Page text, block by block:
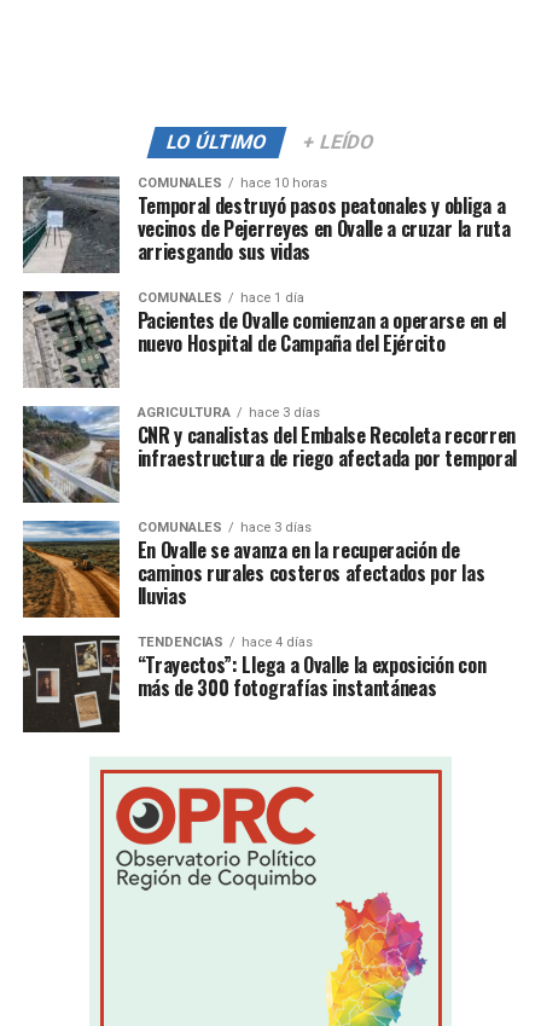
LO ÚLTIMO + LEÍDO
COMUNALES hace 10 horas
Temporal destruyó pasos peatonales y obliga a
vecinos de Pejerreyes en Ovalle a cruzar la ruta
arriesgando sus vidas
COMUNALES hace 1 día
Pacientes de Ovalle comienzan a operarse en el
nuevo Hospital de Campaña del Ejército
AGRICULTURA hace 3 días
CNR y canalistas del Embalse Recoleta recorren
infraestructura de riego afectada por temporal
COMUNALES hace 3 días
En Ovalle se avanza en la recuperación de
caminos rurales costeros afectados por las
lluvias
TENDENCIAS hace 4 días
“Trayectos”: Llega a Ovalle la exposición con
más de 300 fotografías instantáneas